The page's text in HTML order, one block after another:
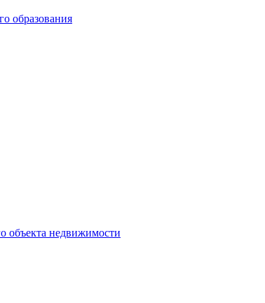
образования
объекта недвижимости